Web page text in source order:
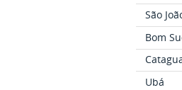
São
Bom
Ubá